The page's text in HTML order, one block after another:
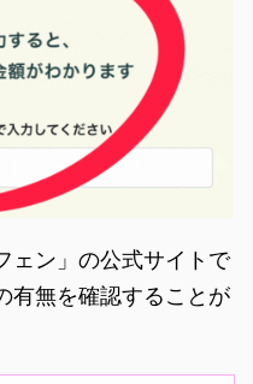
ェン」の公式サイトで
有無を確認することが